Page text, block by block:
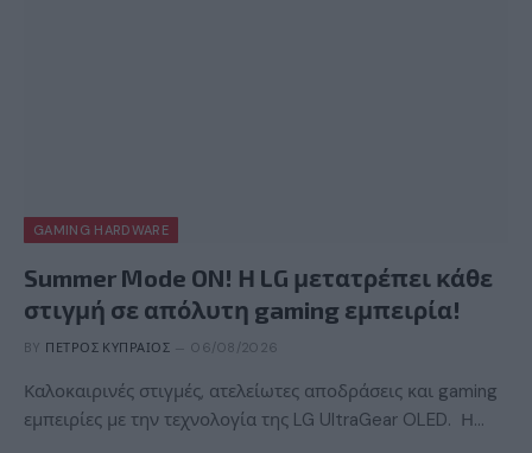
GAMING HARDWARE
Summer Mode ON! Η LG μετατρέπει κάθε
στιγμή σε απόλυτη gaming εμπειρία!
BY ΠΈΤΡΟΣ ΚΥΠΡΑΊΟΣ 06/08/2026
Καλοκαιρινές στιγμές, ατελείωτες αποδράσεις και gaming
εμπειρίες με την τεχνολογία της LG UltraGear OLED. Η…